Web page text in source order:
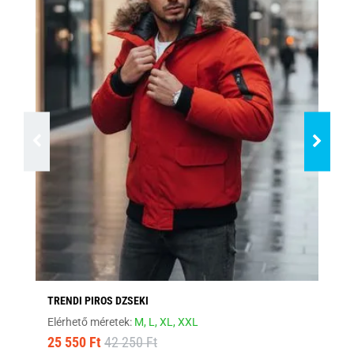
TRENDI PIROS DZSEKI
Elérhető méretek: M, L,XL,XXL
25 550 Ft 42 250 Ft